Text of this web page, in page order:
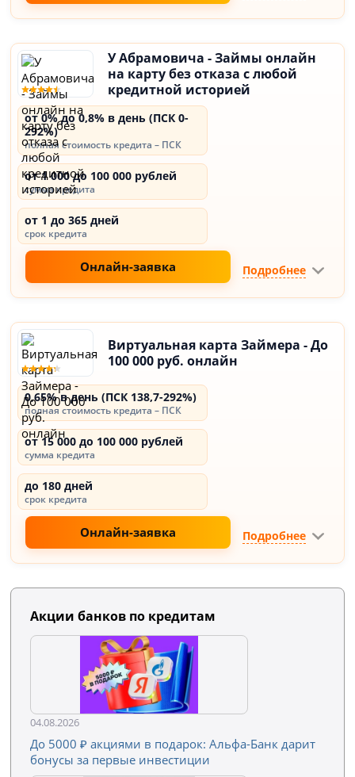
У Абрамовича - Займы онлайн
на карту без отказа с любой
кредитной историей
от 0% до 0,8% в день (ПСК 0-
292%)
полная стоимость кредита – ПСК
от 1 000 до 100 000 рублей
сумма кредита
от 1 до 365 дней
срок кредита
Онлайн-заявка Подробнее
Виртуальная карта Займера - До
100 000 руб. онлайн
0,65% в день (ПСК 138,7-292%)
полная стоимость кредита – ПСК
от 15 000 до 100 000 рублей
сумма кредита
до 180 дней
срок кредита
Онлайн-заявка Подробнее
Акции банков по кредитам
04.08.2026
До 5000 ₽ акциями в подарок: Альфа-Банк дарит
бонусы за первые инвестиции